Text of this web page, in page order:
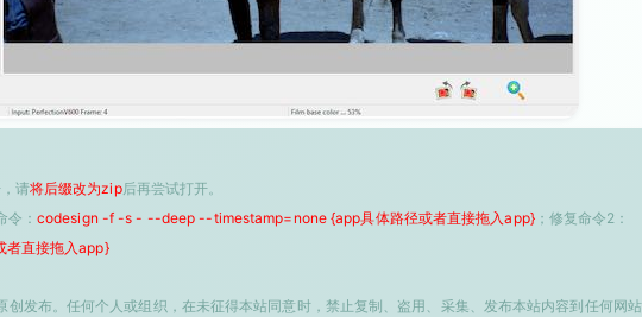
请将后缀改为zip后再尝试打开。
： codesign -f -s - --deep --timestamp=none {app具体路径或者直接拖入app}；修复命令2：
直接拖入app}
发布。任何个人或组织，在未征得本站同意时，禁止复制、盗用、采集、发布本站内容到任何网